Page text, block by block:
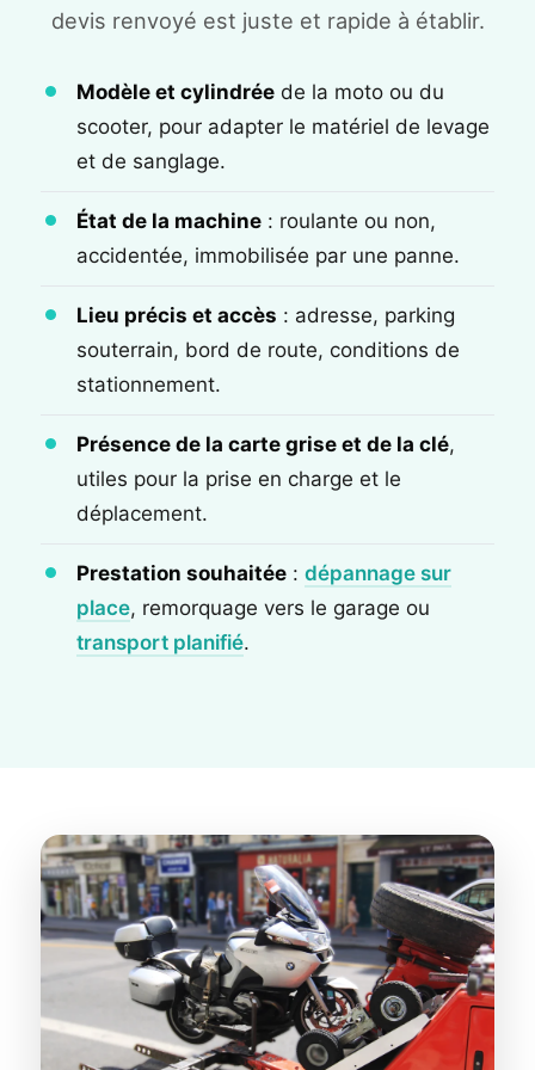
devis renvoyé est juste et rapide à établir.
Modèle et cylindrée de la moto ou du
scooter, pour adapter le matériel de levage
et de sanglage.
État de la machine : roulante ou non,
accidentée, immobilisée par une panne.
Lieu précis et accès : adresse, parking
souterrain, bord de route, conditions de
stationnement.
Présence de la carte grise et de la clé,
utiles pour la prise en charge et le
déplacement.
Prestation souhaitée : dépannage sur
place, remorquage vers le garage ou
transport planifié.